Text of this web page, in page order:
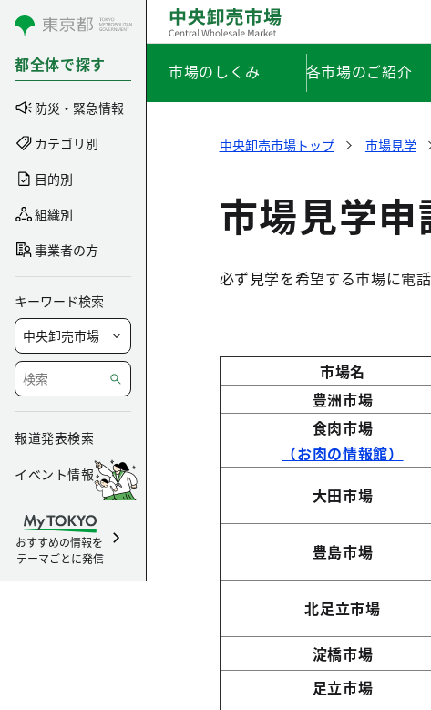
コンテンツにスキップ
都全体で探す
防災・緊急情報
カテゴリ別
目的別
組織別
事業者の方
キーワード検索
報道発表検索
イベント情報
おすすめの情報を
テーマごとに発信
市場のしくみ 各市場のご紹介
中央卸売市場トップ 市場見学
市場見学
必ず見学を希望する市場に電
市場名
豊洲市場
食肉市場
（お肉の情報館）
大田市場
豊島市場
北足立市場
淀橋市場
足立市場